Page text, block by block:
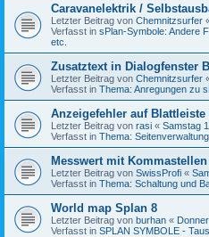
Caravanelektrik /
Letzter Beitrag von Chemnitzsurfer
Verfasst in sPlan-Symbole: Andere
etc.
Zusatztext in Dialogfenster
Letzter Beitrag von Chemnitzsurfer
Verfasst in Thema: Anregungen zu
Anzeigefehler auf
Letzter Beitrag von rasi « Samstag
Verfasst in Thema:
Messwert mit
Letzter Beitrag von SwissProfi «
Verfasst in Thema: Schaltung und
World map Splan 8
Letzter Beitrag von burhan «
Verfasst in SPLAN SYMBOLE -